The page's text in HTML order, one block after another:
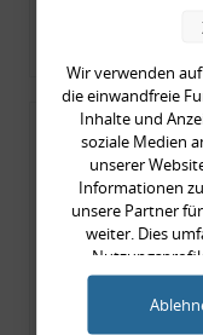
Wir verwenden
die einwandfreie
Inhalte und
soziale Medien
unserer
Informationen
unsere Partner
weiter. Dies
Products)
weiteren Daten